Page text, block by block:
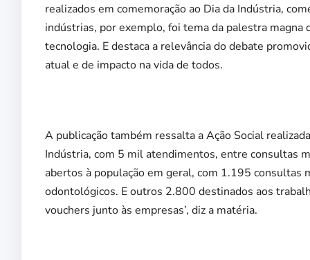
realizados em comemoração ao Dia da Indústria,
indústrias, por exemplo, foi tema da palestra magna
tecnologia. E destaca a relevância do debate
atual e de impacto na vida de todos.
A publicação também ressalta a Ação Social
Indústria, com 5 mil atendimentos, entre consultas
abertos à população em geral, com 1.195
odontológicos. E outros 2.800 destinados aos
vouchers junto às empresas’, diz a matéria.